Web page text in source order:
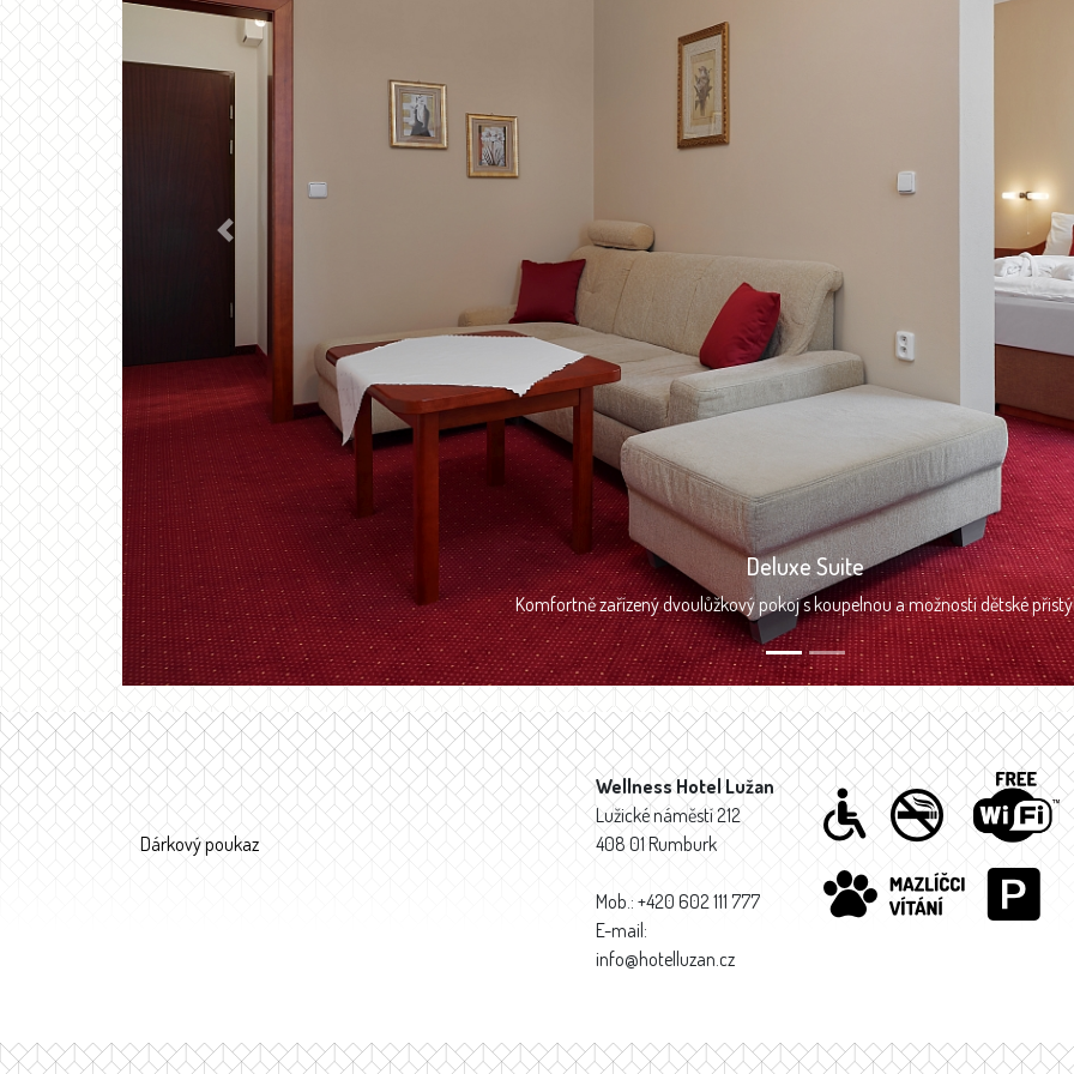
Deluxe Suite
Komfortně zařízený dvoulůžkový pokoj s koupelnou a možností dětské
Previous
Dárkový poukaz
Wellness Hotel Lužan
Lužické náměstí 212
408 01 Rumburk
Mob.: +420 602 111 777
E-mail:
info@hotelluzan.cz